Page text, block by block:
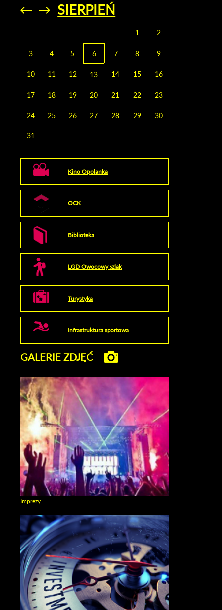
Przejdź do
poprzedniego
Przejdź do
poprzedniego
SIERPIEŃ
1 2
3 4 5 6 7 8 9
10 11 12 13 14 15 16
17 18 19 20 21 22 23
24 25 26 27 28 29 30
31
Kino Opolanka
OCK
Biblioteka
LGD Owocowy szlak
Turystyka
Infrastruktura sportowa
GALERIE ZDJĘĆ
Imprezy